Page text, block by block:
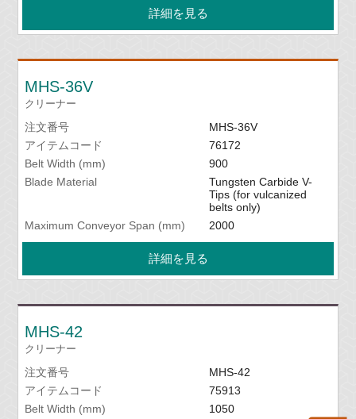
詳細を見る
MHS-36V
クリーナー
注文番号
MHS-36V
アイテムコード
76172
Belt Width (mm)
900
Blade Material
Tungsten Carbide V-
Tips (for vulcanized
belts only)
Maximum Conveyor Span (mm)
2000
詳細を見る
MHS-42
クリーナー
注文番号
MHS-42
アイテムコード
75913
Belt Width (mm)
1050